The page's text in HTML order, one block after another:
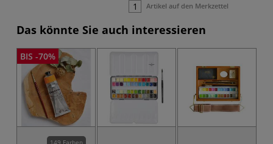
Artikel auf den Merkzettel
Das könnte Sie auch interessieren
BIS -70%
149 Farben